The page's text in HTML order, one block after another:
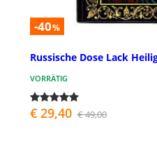
-40%
Russische Dose Lack
VORRÄTIG
€ 29,40 € 49,00